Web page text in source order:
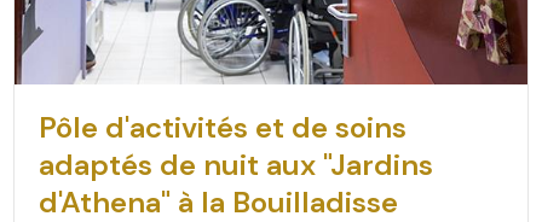
Pôle d'activités et de soins
adaptés de nuit aux "Jardins
d'Athena" à la Bouilladisse